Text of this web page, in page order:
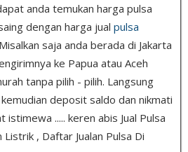
anda temukan harga pulsa
dengan harga jual pulsa
saja anda berada di Jakarta
ke Papua atau Aceh
tanpa pilih - pilih. Langsung
deposit saldo dan nikmati
istimewa ..... keren abis Jual Pulsa
, Daftar Jualan Pulsa Di